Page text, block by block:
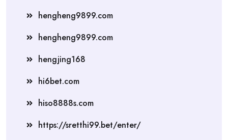
hengheng9899.com
hengheng9899.com
hengjing168
hi6bet.com
hiso8888s.com
https://sretthi99.bet/enter/